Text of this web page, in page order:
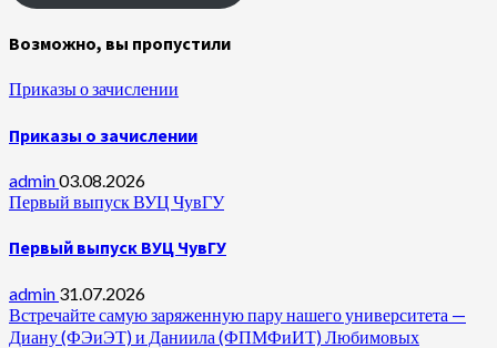
Возможно, вы пропустили
Приказы о зачислении
Приказы о зачислении
admin03.08.2026
Первый выпуск ВУЦ ЧувГУ
Первый выпуск ВУЦ ЧувГУ
admin 31.07.2026
Встречайте самую заряженную пару нашего университета —
Диану (ФЭиЭТ) и Даниила (ФПМФиИТ) Любимовых